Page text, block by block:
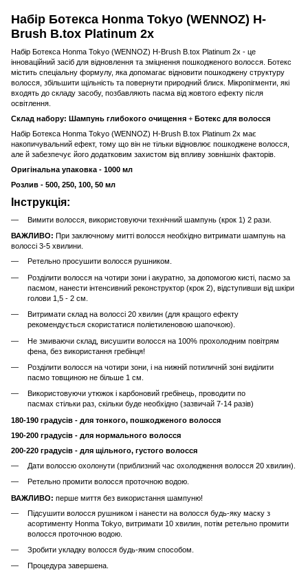
Набір Ботекса Honma Tokyo (WENNOZ) H-
Brush B.tox Platinum 2x
Набір Ботекса Honma Tokyo (WENNOZ) H-Brush B.tox Platinum 2x - це
інноваційний засіб для відновлення та зміцнення пошкодженого волосся. Ботекс
містить спеціальну формулу, яка допомагає відновити пошкоджену структуру
волосся, збільшити щільність та повернути природний блиск. Мікропігменти, які
входять до складу засобу, позбавляють пасма від жовтого ефекту після
освітлення.
Склад набору: Шампунь глибокого очищення + Ботекс для волосся
Набір Ботекса Honma Tokyo (WENNOZ) H-Brush B.tox Platinum 2x має
накопичувальний ефект, тому що він не тільки відновлює пошкоджене волосся,
але й забезпечує його додатковим захистом від впливу зовнішніх факторів.
Оригінальна упаковка - 1000 мл
Розлив - 500, 250, 100, 50 мл
Інструкція:
Вимити волосся, використовуючи технічний шампунь (крок 1) 2 рази.
ВАЖЛИВО: При заключному митті волосся необхідно витримати шампунь на
волоссі 3-5 хвилини.
Ретельно просушити волосся рушником.
Розділити волосся на чотири зони і акуратно, за допомогою кисті, пасмо за
пасмом, нанести інтенсивний реконструктор (крок 2), відступивши від шкіри
голови 1,5 - 2 см.
Витримати склад на волоссі 20 хвилин (для кращого ефекту
рекомендується скористатися поліетиленовою шапочкою).
Не змиваючи склад, висушити волосся на 100% прохолодним повітрям
фена, без використання гребінця!
Розділити волосся на чотири зони, і на нижній потиличній зоні виділити
пасмо товщиною не більше 1 см.
Використовуючи утюжок і карбоновий гребінець, проводити по
пасмах стільки раз, скільки буде необхідно (зазвичай 7-14 разів)
180-190 градусів - для тонкого, пошкодженого волосся
190-200 градусів - для нормального волосся
200-220 градусів - для щільного, густого волосся
Дати волоссю охолонути (приблизний час охолодження волосся 20 хвилин).
Ретельно промити волосся проточною водою.
ВАЖЛИВО: перше миття без використання шампуню!
Підсушити волосся рушником і нанести на волосся будь-яку маску з
асортименту Honma Tokyo, витримати 10 хвилин, потім ретельно промити
волосся проточною водою.
Зробити укладку волосся будь-яким способом.
Процедура завершена.